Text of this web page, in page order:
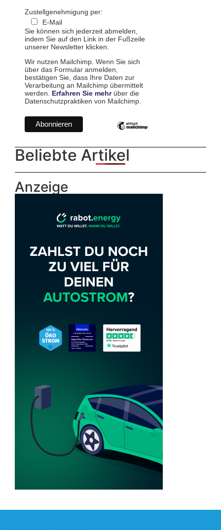
Zustellgenehmigung per:
E-Mail
Sie können sich jederzeit abmelden,
indem Sie auf den Link in der Fußzeile
unserer Newsletter klicken.
Wir nutzen Mailchimp. Wenn Sie sich
über das Formular anmelden,
bestätigen Sie, dass Ihre Daten zur
Verarbeitung an Mailchimp übermittelt
werden. Erfahren Sie mehrüber die
Datenschutzpraktiken von Mailchimp.
Beliebte Artikel
Anzeige